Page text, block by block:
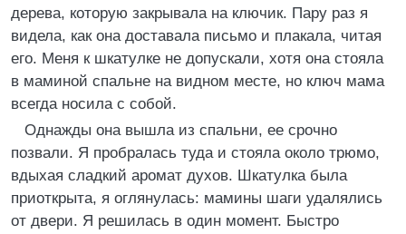
дерева, которую закрывала на ключик. Пару раз я
видела, как она доставала письмо и плакала, читая
его. Меня к шкатулке не допускали, хотя она стояла
в маминой спальне на видном месте, но ключ мама
всегда носила с собой.
Однажды она вышла из спальни, ее срочно
позвали. Я пробралась туда и стояла около трюмо,
вдыхая сладкий аромат духов. Шкатулка была
приоткрыта, я оглянулась: мамины шаги удалялись
от двери. Я решилась в один момент. Быстро